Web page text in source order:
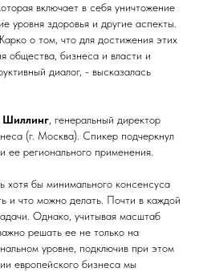
включает в себя уничтожение
уровня здоровья и другие аспекты.
о том, что для достижения этих
общества, бизнеса и власти и
диалог, - высказалась
Шиллинг , генеральный директор
(г. Москва). Спикер подчеркнул
ее регионального применения.
хотя бы минимального консенсуса
и что можно делать. Почти в каждой
Однако, учитывая масштаб
решать ее не только на
уровне, подключив при этом
европейского бизнеса мы